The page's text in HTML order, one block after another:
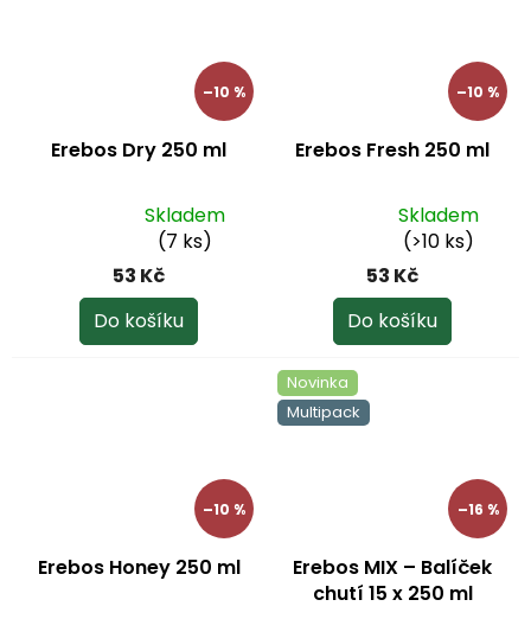
–10 %
Erebos Dry 250 ml
Skladem
(7 ks)
53 Kč
Do košíku
–10 %
Erebos Fresh 250 ml
z
5
hvězdiček.
Skladem
(>10 ks)
53 Kč
Do košíku
–10 %
Erebos Honey 250 ml
Novinka
Multipack
–16 %
Erebos MIX – Balíček
chutí 15 x 250 ml